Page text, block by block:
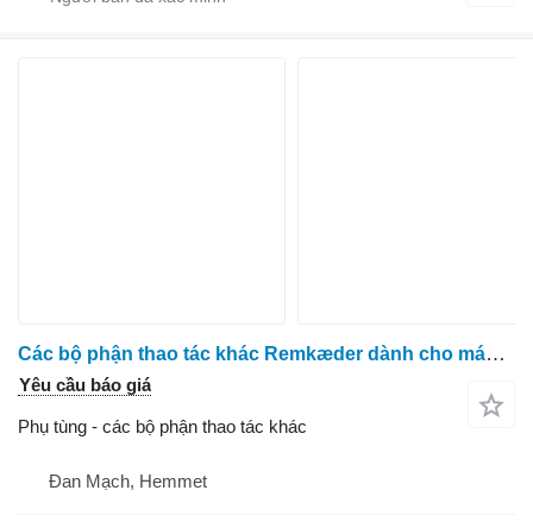
Các bộ phận thao tác khác Remkæder dành cho máy thu hoạch cà rốt ASA Asa Lift
Yêu cầu báo giá
Phụ tùng - các bộ phận thao tác khác
Đan Mạch, Hemmet